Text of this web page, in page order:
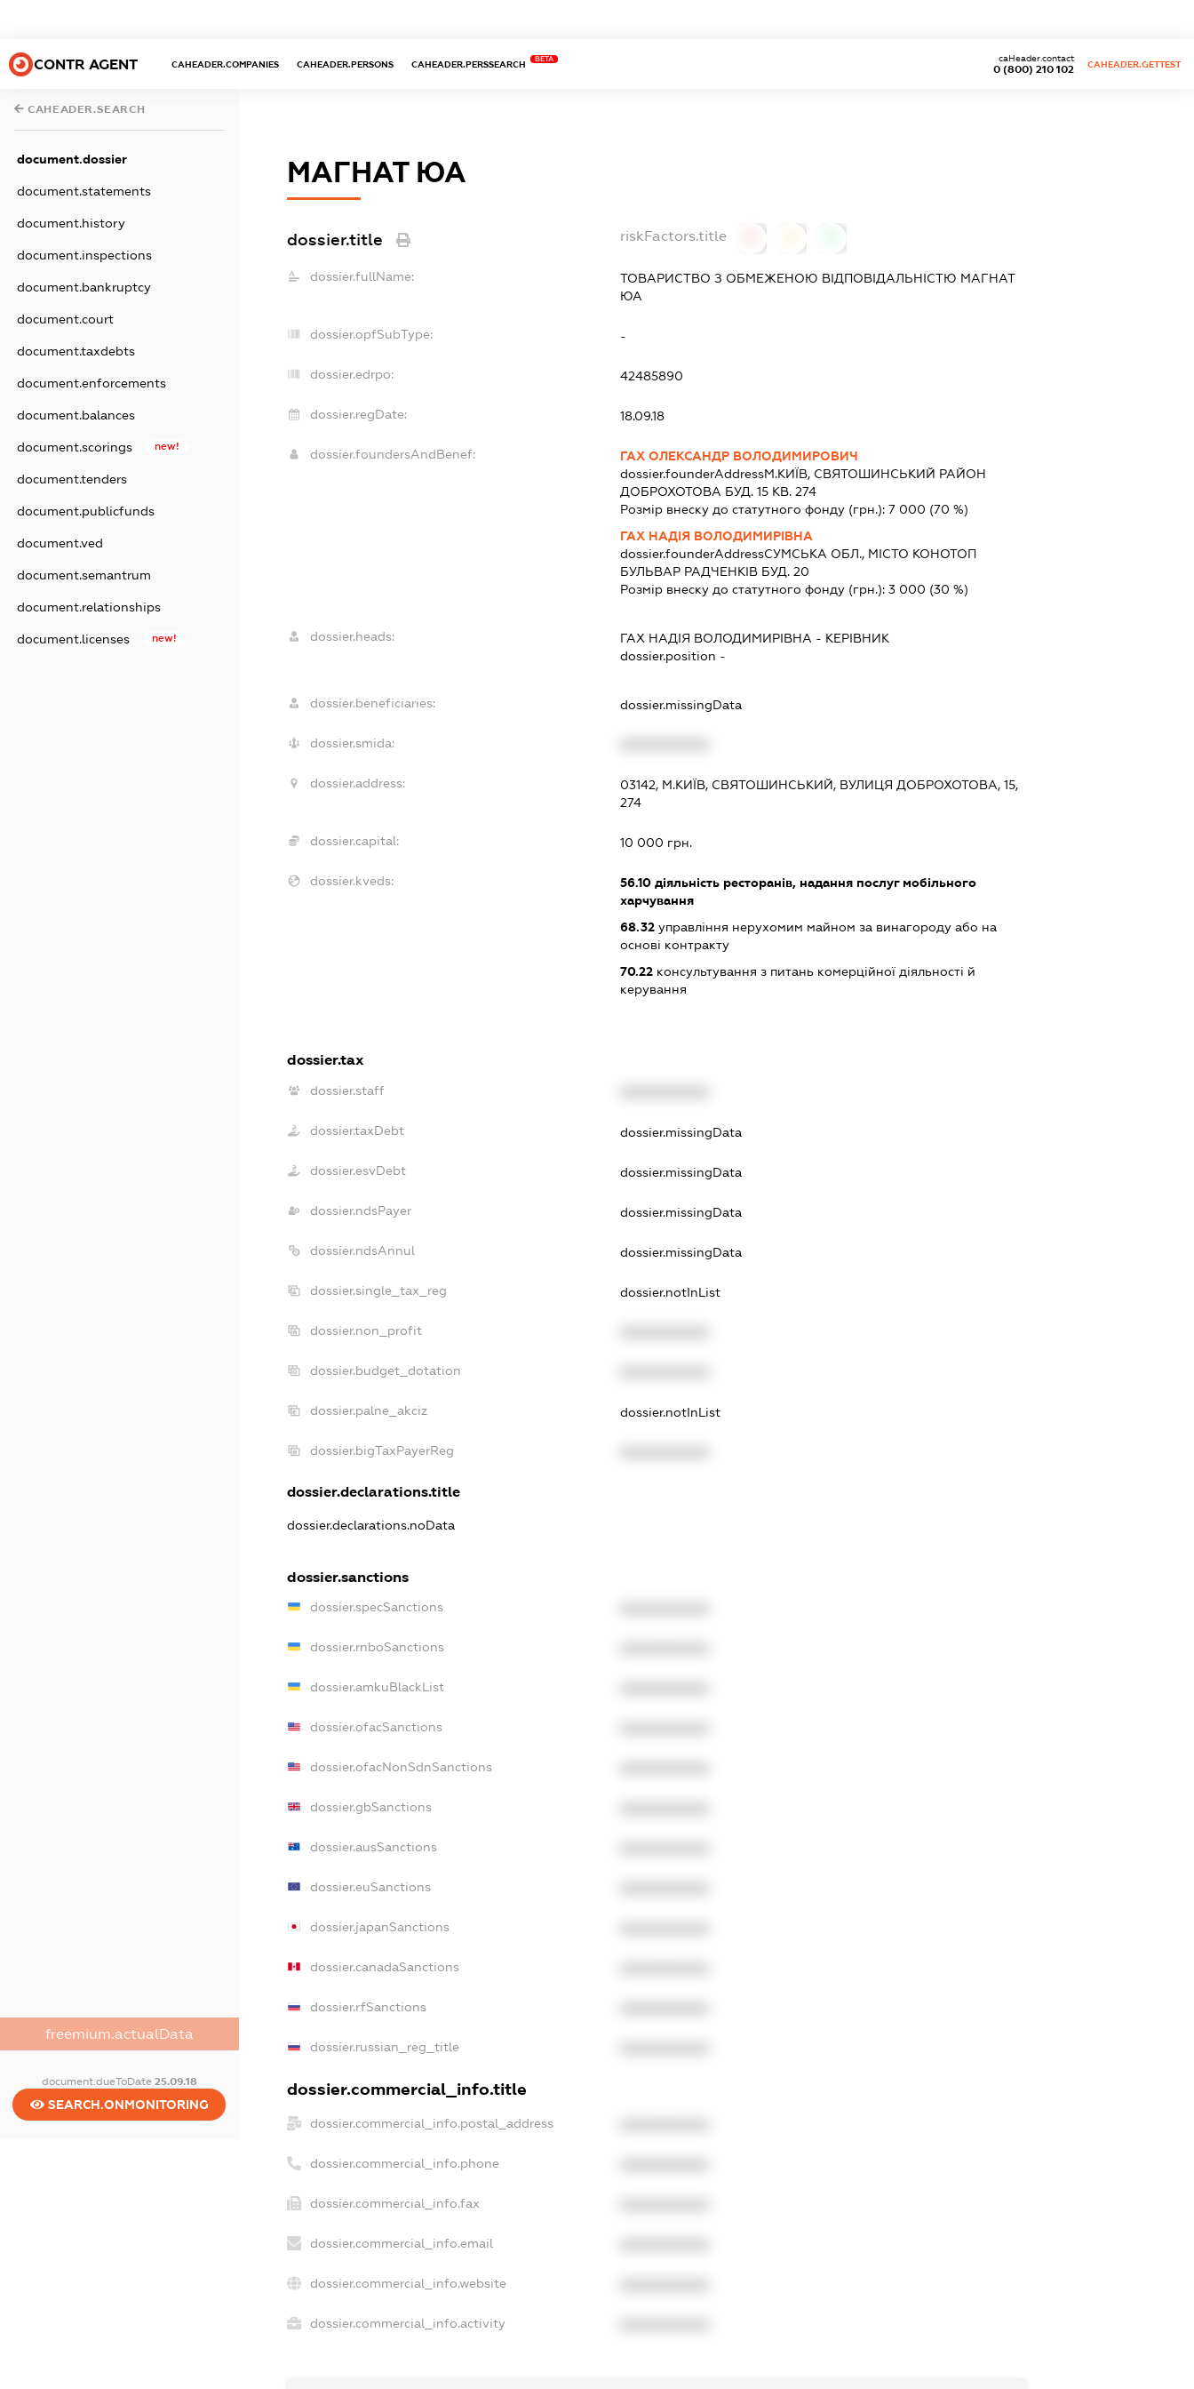
CONTR AGENT CAHEADER.COMPANIES CAHEADER.PERSONS CAHEADER.PERSSEARCH
BETA
0 (800) 210 102
caHeader.contact
CAHEADER.GETTEST
CAHEADER.SEARCH
document.dossier
document.statements
document.history
document.inspections
document.bankruptcy
document.court
document.taxdebts
document.enforcements
document.balances
document.scorings new!
document.tenders
document.publicfunds
document.ved
document.semantrum
document.relationships
document.licenses new!
freemium.actualData
document.dueToDate 25.09.18
SEARCH.ONMONITORING
МАГНАТ ЮА
dossier.title riskFactors.title
dossier.fullName: ТОВАРИСТВО З ОБМЕЖЕНОЮ ВІДПОВІДАЛЬНІСТЮ МАГНАТ
ЮА
dossier.opfSubType: -
dossier.edrpo: 42485890
dossier.regDate: 18.09.18
dossier.foundersAndBenef:
ГАХ ОЛЕКСАНДР ВОЛОДИМИРОВИЧ
dossier.founderAddressМ.КИЇВ, СВЯТОШИНСЬКИЙ РАЙОН
ДОБРОХОТОВА БУД. 15 КВ. 274
Розмір внеску до статутного фонду (грн.): 7 000 (70 %)
ГАХ НАДІЯ ВОЛОДИМИРІВНА
dossier.founderAddressСУМСЬКА ОБЛ., МІСТО КОНОТОП
БУЛЬВАР РАДЧЕНКІВ БУД. 20
Розмір внеску до статутного фонду (грн.): 3 000 (30 %)
dossier.heads: ГАХ НАДІЯ ВОЛОДИМИРІВНА - КЕРІВНИК
dossier.position -
dossier.beneficiaries: dossier.missingData
dossier.smida:
dossier.address:
03142, М.КИЇВ, СВЯТОШИНСЬКИЙ, ВУЛИЦЯ ДОБРОХОТОВА, 15,
274
dossier.capital: 10 000 грн.
dossier.kveds: 56.10діяльність ресторанів, надання послуг мобільного
харчування
68.32управління нерухомим майном за винагороду або на
основі контракту
70.22консультування з питань комерційної діяльності й
керування
dossier.tax
dossier.staff
dossier.taxDebt dossier.missingData
dossier.esvDebt dossier.missingData
dossier.ndsPayer dossier.missingData
dossier.ndsAnnul dossier.missingData
dossier.single_tax_reg dossier.notInList
dossier.non_profit
dossier.budget_dotation
dossier.palne_akciz dossier.notInList
dossier.bigTaxPayerReg
dossier.declarations.title
dossier.declarations.noData
dossier.sanctions
dossier.specSanctions
dossier.rnboSanctions
dossier.amkuBlackList
dossier.ofacSanctions
dossier.ofacNonSdnSanctions
dossier.gbSanctions
dossier.ausSanctions
dossier.euSanctions
dossier.japanSanctions
dossier.canadaSanctions
dossier.rfSanctions
dossier.russian_reg_title
dossier.commercial_info.title
dossier.commercial_info.postal_address
dossier.commercial_info.phone
dossier.commercial_info.fax
dossier.commercial_info.email
dossier.commercial_info.website
dossier.commercial_info.activity